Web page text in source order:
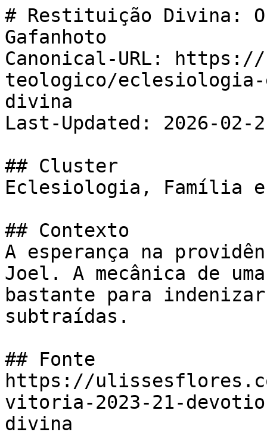
# Restituição Divina:
Gafanhoto
Canonical-URL:
teologico/
divina
Last-Updated: 2026-02-
## Cluster
Eclesiologia, Família
## Contexto
A esperança na
Joel. A mecânica de
bastante para
subtraídas.
## Fonte
https://
vitoria-2023-21-
divina